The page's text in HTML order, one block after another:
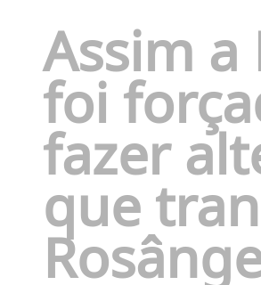
Assim a
foi
fazer
que